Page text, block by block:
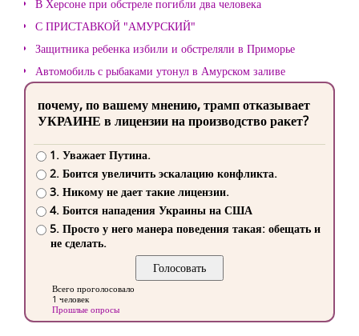
В Херсоне при обстреле погибли два человека
С ПРИСТАВКОЙ "АМУРСКИЙ"
Защитника ребенка избили и обстреляли в Приморье
Автомобиль с рыбаками утонул в Амурском заливе
почему, по вашему мнению, трамп отказывает
УКРАИНЕ в лицензии на производство ракет?
1. Уважает Путина.
2. Боится увеличить эскалацию конфликта.
3. Никому не дает такие лицензии.
4. Боится нападения Украины на США
5. Просто у него манера поведения такая: обещать и
не сделать.
Всего проголосовало
1 человек
Прошлые опросы